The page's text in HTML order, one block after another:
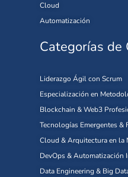
Cloud
Automatización
Categorías de
Liderazgo Ágil con Scrum
Especialización en
Blockchain & Web3
Tecnologías Emergentes &
Cloud & Arquitectura en la
DevOps & Automatización
Data Engineering & Big